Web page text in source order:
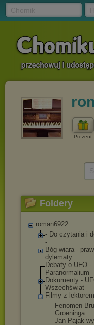
Prezent
Foldery
roman6922
- Do czytania i
-
Bóg wiara -
dylematy
Debaty o UFO -
Paranormalium
Dokumenty -
Wszechświat
Filmy z lektorem
Fenomen
Groeninga
Jan Pająk